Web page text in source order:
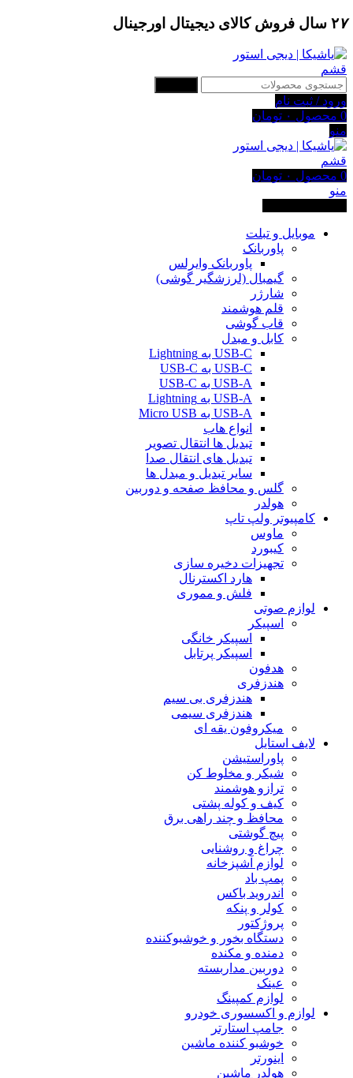
۲۷ سال فروش کالای دیجیتال اورجینال
ورود / ثبت نام
0 محصول ۰ تومان
منو
0 محصول ۰ تومان
منو
موبایل و تبلت
پاوربانک
پاوربانک وایرلس
گیمبال (لرزشگیر گوشی)
شارژر
قلم هوشمند
قاب گوشی
کابل و مبدل
USB-C به Lightning
USB-C به USB-C
USB-A به USB-C
USB-A به Lightning
USB-A به Micro USB
انواع هاب
تبدیل ها انتقال تصویر
تبدیل های انتقال صدا
سایر تبدیل و مبدل ها
گلس و محافظ صفحه و دوربین
هولدر
کامپیوتر ولپ تاپ
ماوس
کیبورد
تجهیزات دخیره سازی
هارد اکسترنال
فلش و مموری
لوازم صوتی
اسپیکر
اسپیکر خانگی
اسپیکر پرتابل
هدفون
هندزفری
هندزفری بی سیم
هندزفری سیمی
میکروفون یقه ای
لایف استایل
پاوراستیشن
شیکر و مخلوط کن
ترازو هوشمند
کیف و کوله پشتی
محافظ و چند راهی برق
پیچ گوشتی
چراغ و روشنایی
لوازم آشپزخانه
پمپ باد
اندروید باکس
کولر و پنکه
پروژکتور
دستگاه بخور و خوشبوکننده
دمنده و مکنده
دوربین مداربسته
عینک
لوازم کمپینگ
لوازم و اکسسوری خودرو
جامپ استارتر
خوشبو کننده ماشین
اینورتر
هولدر ماشین